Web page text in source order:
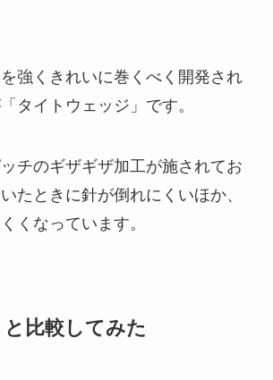
強くきれいに巻くべく開発され
タイトウェッジ」です。
チのギザギザ加工が施されてお
たときに針が倒れにくいほか、
くなっています。
と比較してみた